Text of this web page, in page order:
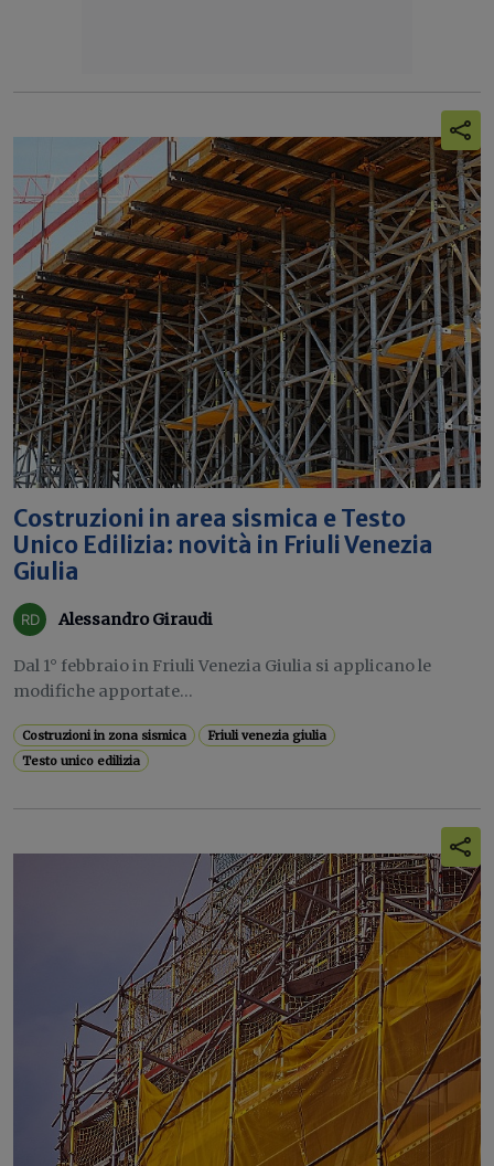
Costruzioni in area sismica e Testo
Unico Edilizia: novità in Friuli Venezia
Giulia
Alessandro Giraudi
Dal 1° febbraio in Friuli Venezia Giulia si applicano le
modifiche apportate...
Costruzioni in zona sismica
Friuli venezia giulia
Testo unico edilizia